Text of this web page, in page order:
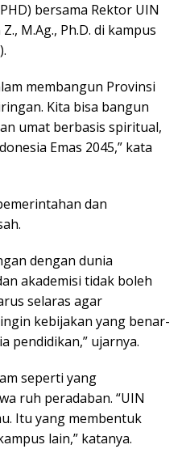
bersama Rektor UIN
M.Ag., Ph.D. di kampus
membangun Provinsi
Kita bisa bangun
umat berbasis spiritual,
Emas 2045,” kata
dan
dengan dunia
akademisi tidak boleh
selaras agar
kebijakan yang benar-
pendidikan,” ujarnya.
seperti yang
ruh peradaban. “UIN
Itu yang membentuk
lain,” katanya.